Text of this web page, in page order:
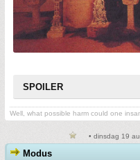
SPOILER
Well, what possible harm could one
• dinsdag 19
Modus